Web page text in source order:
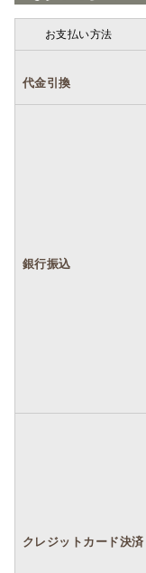
お支払い方法
代金引換
銀行振込
クレジットカード決済